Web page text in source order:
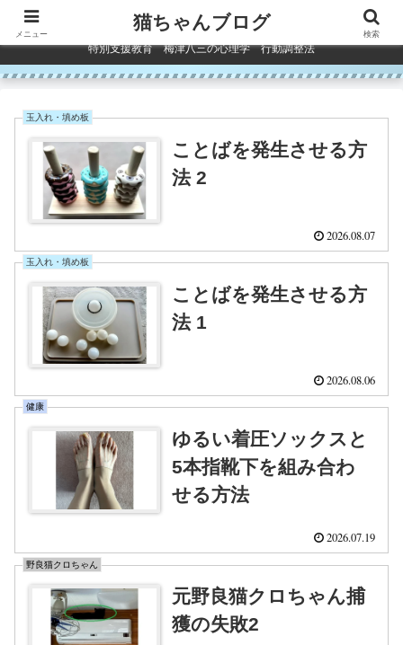
コンテンツへスキップ
特別支援教育 梅津八三の心理学 行動調整法
玉入れ・填め板
ことばを発生させる方
法 2
2026.08.07
玉入れ・填め板
ことばを発生させる方
法 1
2026.08.06
健康
ゆるい着圧ソックスと
5本指靴下を組み合わ
せる方法
2026.07.19
野良猫クロちゃん
元野良猫クロちゃん捕
獲の失敗2
メニュー
猫ちゃんブログ
検索